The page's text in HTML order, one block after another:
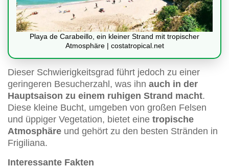
Playa de Carabeillo, ein kleiner Strand mit tropischer
Atmosphäre | costatropical.net
Dieser Schwierigkeitsgrad führt jedoch zu einer
geringeren Besucherzahl, was ihn auch in der
Hauptsaison zu einem ruhigen Strand macht.
Diese kleine Bucht, umgeben von großen Felsen
und üppiger Vegetation, bietet eine tropische
Atmosphäre und gehört zu den besten Stränden in
Frigiliana.
Interessante Fakten